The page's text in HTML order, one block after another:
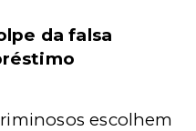
da falsa
escolhem